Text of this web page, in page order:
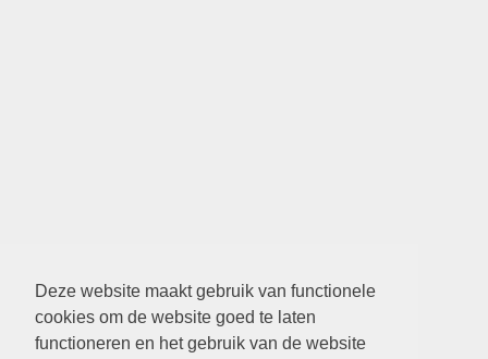
Deze website maakt gebruik van functionele
cookies om de website goed te laten
functioneren en het gebruik van de website